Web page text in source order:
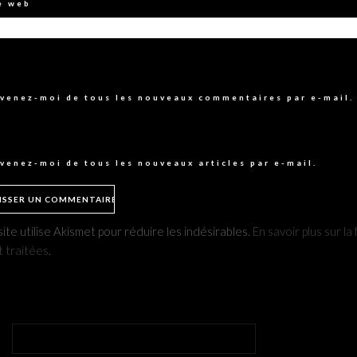
web
moi de tous les nouveaux commentaires par e-mail.
moi de tous les nouveaux articles par e-mail.
utilise Akismet pour réduire les indésirables. En savoir plus sur
traitées.